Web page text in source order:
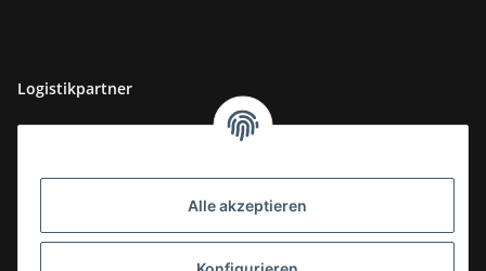
Alle akzeptieren
Logistikpartner